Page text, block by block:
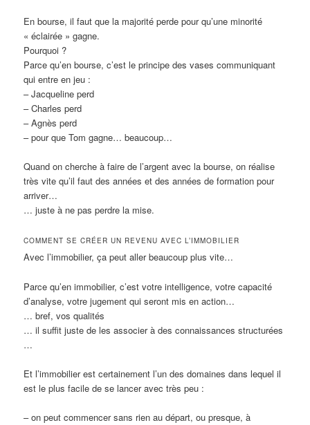
En bourse, il faut que la majorité perde pour qu’une minorité
« éclairée » gagne.
Pourquoi ?
Parce qu’en bourse, c’est le principe des vases communiquant
qui entre en jeu :
– Jacqueline perd
– Charles perd
– Agnès perd
– pour que Tom gagne… beaucoup…
Quand on cherche à faire de l’argent avec la bourse, on réalise
très vite qu’il faut des années et des années de formation pour
arriver…
… juste à ne pas perdre la mise.
COMMENT SE CRÉER UN REVENU AVEC L’IMMOBILIER
Avec l’immobilier, ça peut aller beaucoup plus vite…
Parce qu’en immobilier, c’est votre intelligence, votre capacité
d’analyse, votre jugement qui seront mis en action…
… bref, vos qualités
… il suffit juste de les associer à des connaissances structurées
…
Et l’immobilier est certainement l’un des domaines dans lequel il
est le plus facile de se lancer avec très peu :
– on peut commencer sans rien au départ, ou presque, à